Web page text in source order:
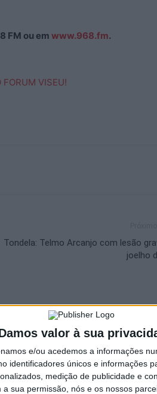
valor à sua
e/ou acedemos a informações
identificadores únicos e informações
medição de publicidade e
a sua permissão, nós e os nossos
FM ou em www.968.fm.
Tondela: Telmo Arcanjo com lesão
joelho